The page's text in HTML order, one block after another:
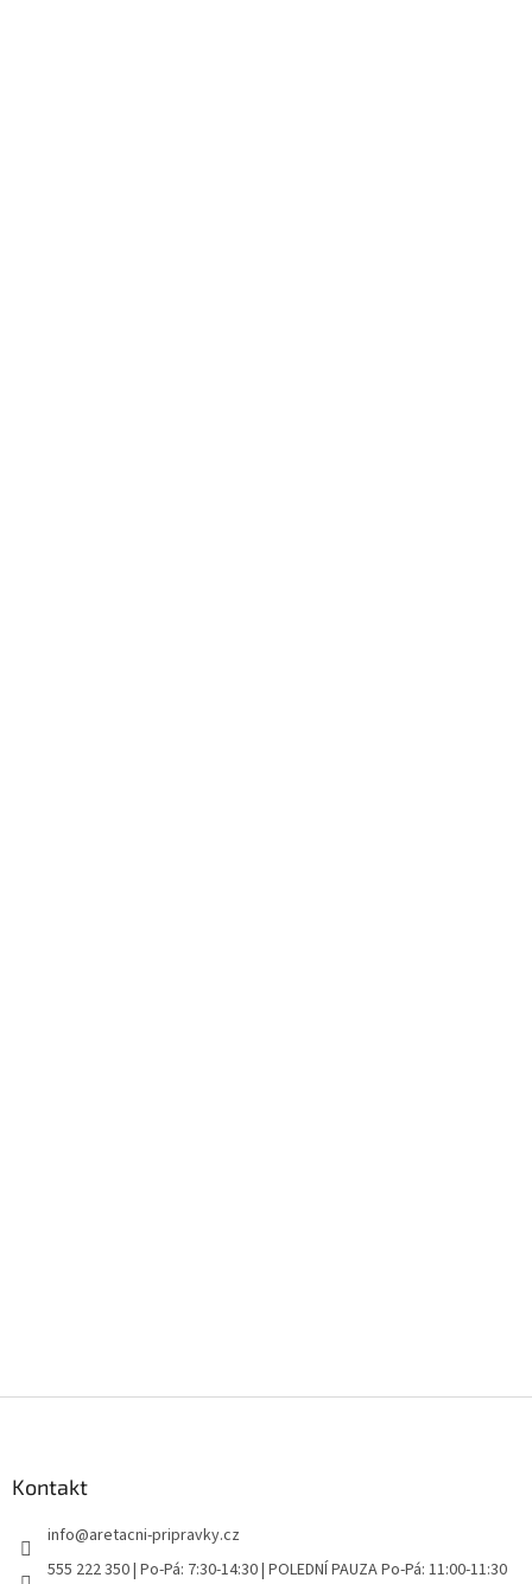
Kontakt
info@aretacni-pripravky.cz
555 222 350 | Po-Pá: 7:30-14:30 | POLEDNÍ PAUZA Po-Pá: 11:00-11:30